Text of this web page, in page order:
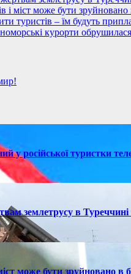
і міст може бути зруйновано
туристів – їм будуть
курорти
у російської туристки
землетрусу в Туреччині
може бути зруйновано в